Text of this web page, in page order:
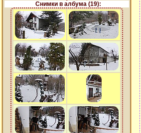
Снимки в албума (19):